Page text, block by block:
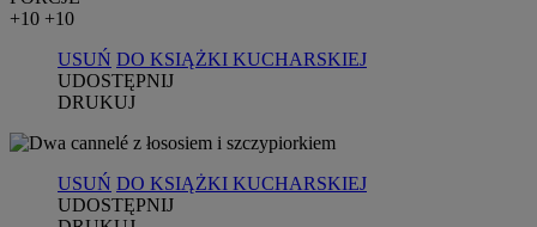
+10 +10
USUŃ DO KSIĄŻKI KUCHARSKIEJ
UDOSTĘPNIJ
DRUKUJ
USUŃ DO KSIĄŻKI KUCHARSKIEJ
UDOSTĘPNIJ